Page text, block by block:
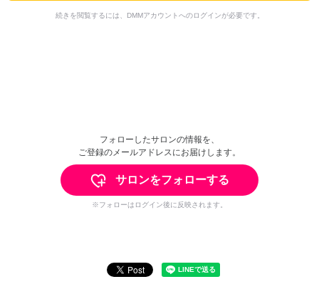
続きを閲覧するには、DMMアカウントへのログインが必要です。
フォローしたサロンの情報を、
ご登録のメールアドレスにお届けします。
サロンをフォローする
※フォローはログイン後に反映されます。